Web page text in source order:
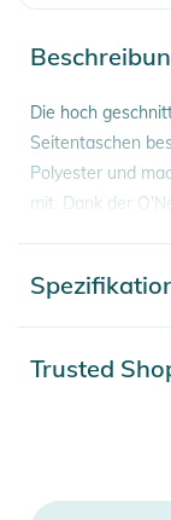
Die hoch
Seitentaschen
Polyester und
mit. Dank der
Siebdruck am
- Fit: High Waist /
- 12 Inch
Trusted